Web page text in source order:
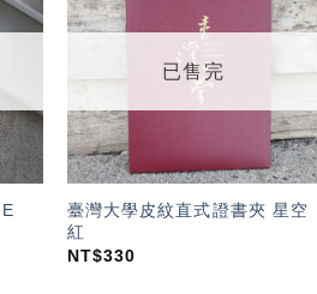
「願
輕
「願
望輕
已售完
臺灣大學皮紋直式證書夾 星空
紅
NT$330